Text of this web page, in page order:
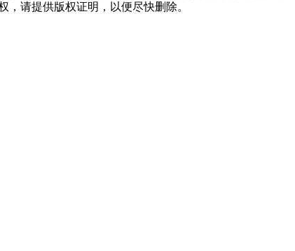
请提供版权证明，以便尽快删除。